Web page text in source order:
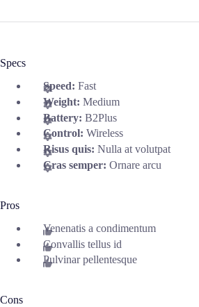
Specs
Speed: Fast
Weight: Medium
Battery: B2Plus
Control: Wireless
Risus quis: Nulla at volutpat
Cras semper: Ornare arcu
Pros
Venenatis a condimentum
Convallis tellus id
Pulvinar pellentesque
Cons